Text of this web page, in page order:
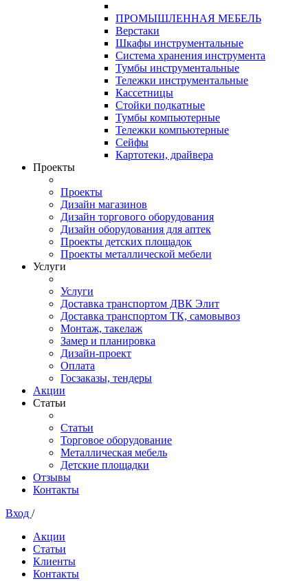
ПРОМЫШЛЕННАЯ МЕБЕЛЬ
Верстаки
Шкафы инструментальные
Система хранения инструмента
Тумбы инструментальные
Тележки инструментальные
Кассетницы
Стойки подкатные
Тумбы компьютерные
Тележки компьютерные
Сейфы
Картотеки, драйвера
Проекты
Проекты
Дизайн магазинов
Дизайн торгового оборудования
Дизайн оборудования для аптек
Проекты детских площадок
Проекты металлической мебели
Услуги
Услуги
Доставка транспортом ДВК Элит
Доставка транспортом ТК, самовывоз
Монтаж, такелаж
Замер и планировка
Дизайн-проект
Оплата
Госзаказы, тендеры
Акции
Статьи
Статьи
Торговое оборудование
Металлическая мебель
Детские площадки
Отзывы
Контакты
Вход /
Акции
Статьи
Клиенты
Контакты